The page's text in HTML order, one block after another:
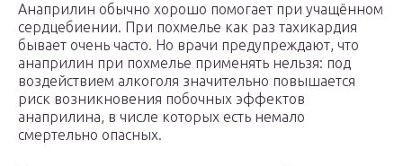
Анаприлин обычно хорошо помогает при учащённом
сердцебиении. При похмелье как раз тахикардия
бывает очень часто. Но врачи предупреждают, что
анаприлин при похмелье применять нельзя: под
воздействием алкоголя значительно повышается
риск возникновения побочных эффектов
анаприлина, в числе которых есть немало
смертельно опасных.